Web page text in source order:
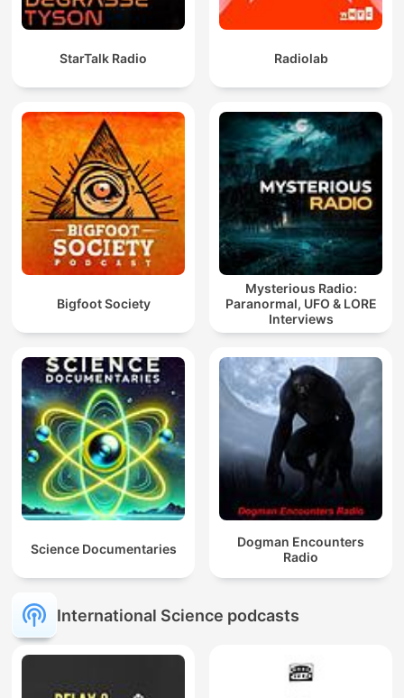
StarTalk Radio Radiolab
Bigfoot Society
Mysterious Radio:
Paranormal, UFO & LORE
Interviews
Science Documentaries
Dogman Encounters
Radio
International Science podcasts